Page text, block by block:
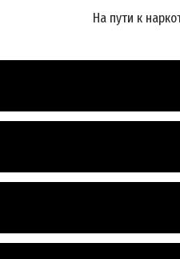
На пути к